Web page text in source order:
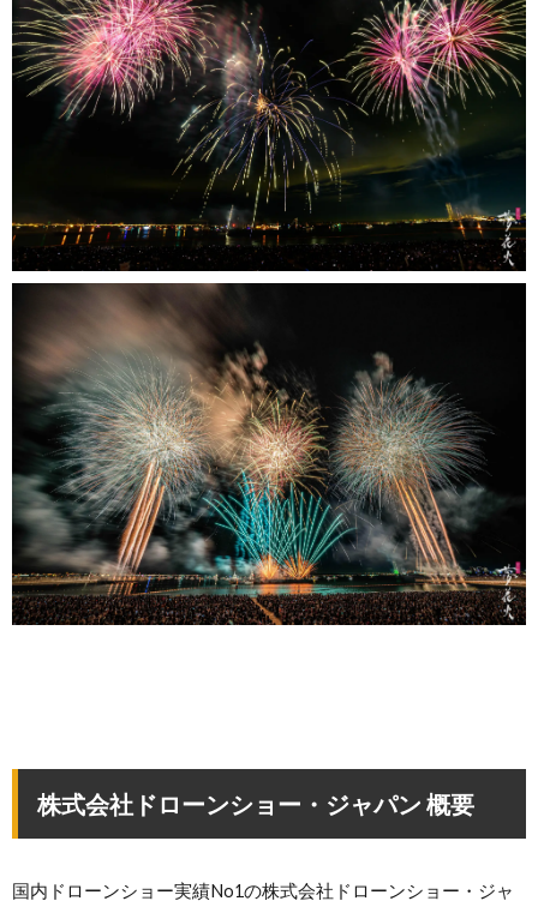
株式会社ドローンショー・ジャパン 概要
国内ドローンショー実績No1の株式会社ドローンショー・ジャ